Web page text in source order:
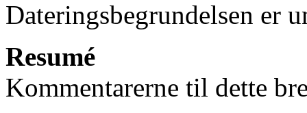
Dateringsbegrundelsen er
Resumé
Kommentarerne til dette